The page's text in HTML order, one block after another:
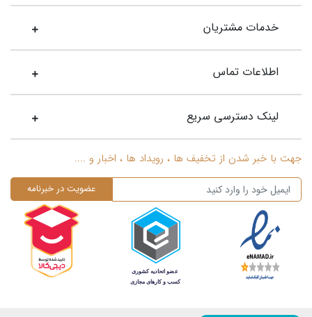
خدمات مشتریان
اطلاعات تماس
لینک دسترسی سریع
جهت با خبر شدن از تخفیف ها ، رویداد ها ، اخبار و ....